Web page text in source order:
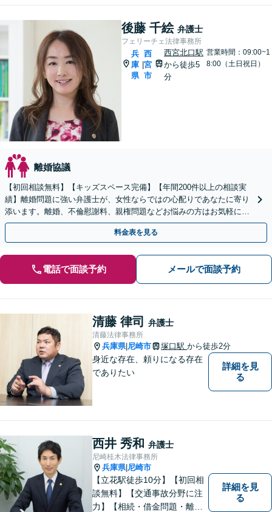
後藤 千絵 弁護士
フェリーチェ法律事務所
兵
庫
県
西
宮
市
西宮北口駅
から徒歩5
分
営業時間：09:00~1
8:00（土日祝日）
離婚協議
【初回相談無料】【キッズスペース完備】【年間200件以上の相談実
績】離婚問題に強い弁護士が、女性ならではの心配りであなたに寄り
添います。離婚、不倫慰謝料、親権問題などお悩みの方はお気軽にご
相談ください。
料金表を見る
電話で面談予約 メールで面談予約
清藤 律司 弁護士
清藤法律事務所
兵庫県| 尼崎市 塚口駅 から徒歩2分
身近な存在、頼りになる存在
でありたい
詳細を見
る
西井 秀和 弁護士
尼崎桂木法律事務所
兵庫県| 尼崎市
【立花駅徒歩10分】【初回相
談無料】【交通事故分野に注
力】【相続・借金問題・離
詳細を見
る